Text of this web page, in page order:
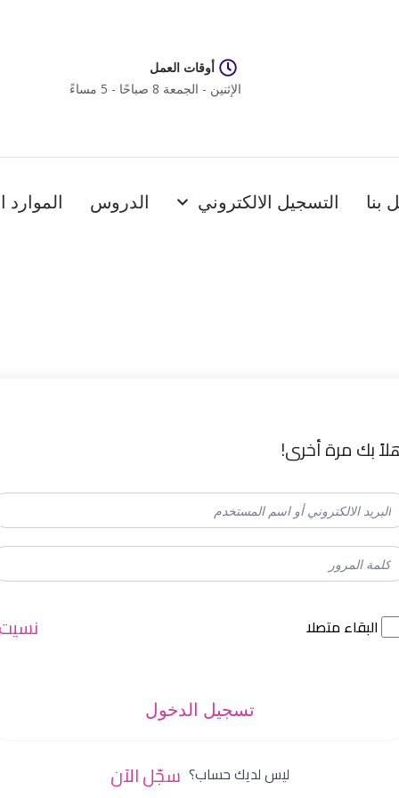
أوقات العمل
الإثنين - الجمعة 8 صباحًا - 5 مساءً
بنا التسجيل الالكتروني الدروس الموارد
بك مرة أخرى!
البقاء متصلا
تسجيل الدخول
ليس لديك حساب؟ سجّل الآن